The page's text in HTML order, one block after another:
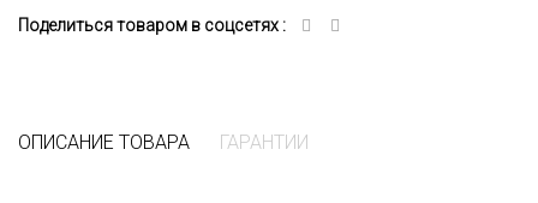
Поделиться товаром в соцсетях :
ОПИСАНИЕ ТОВАРА ГАРАНТИИ